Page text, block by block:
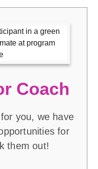
Coach
you, we have
for
them out!